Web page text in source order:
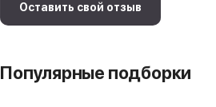
Оставить свой отзыв
Популярные подборки